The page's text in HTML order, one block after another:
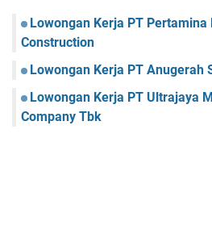
Lowongan Kerja PT
Construction
Lowongan Kerja PT Anugerah
Lowongan Kerja PT Ultrajaya
Company Tbk